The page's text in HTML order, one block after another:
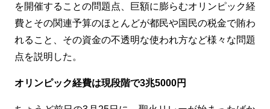
を開催することの問題点、巨額に膨らむオリンピック経
費とその関連予算のほとんどが都民や国民の税金で賄わ
れること、その資金の不透明な使われ方など様々な問題
点を説明した。
オリンピック経費は現段階で3兆5000円